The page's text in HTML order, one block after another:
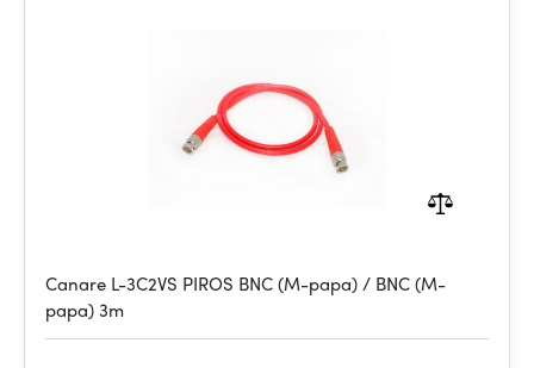
Canare L-3C2VS PIROS BNC (M-papa) / BNC (M-
papa) 3m